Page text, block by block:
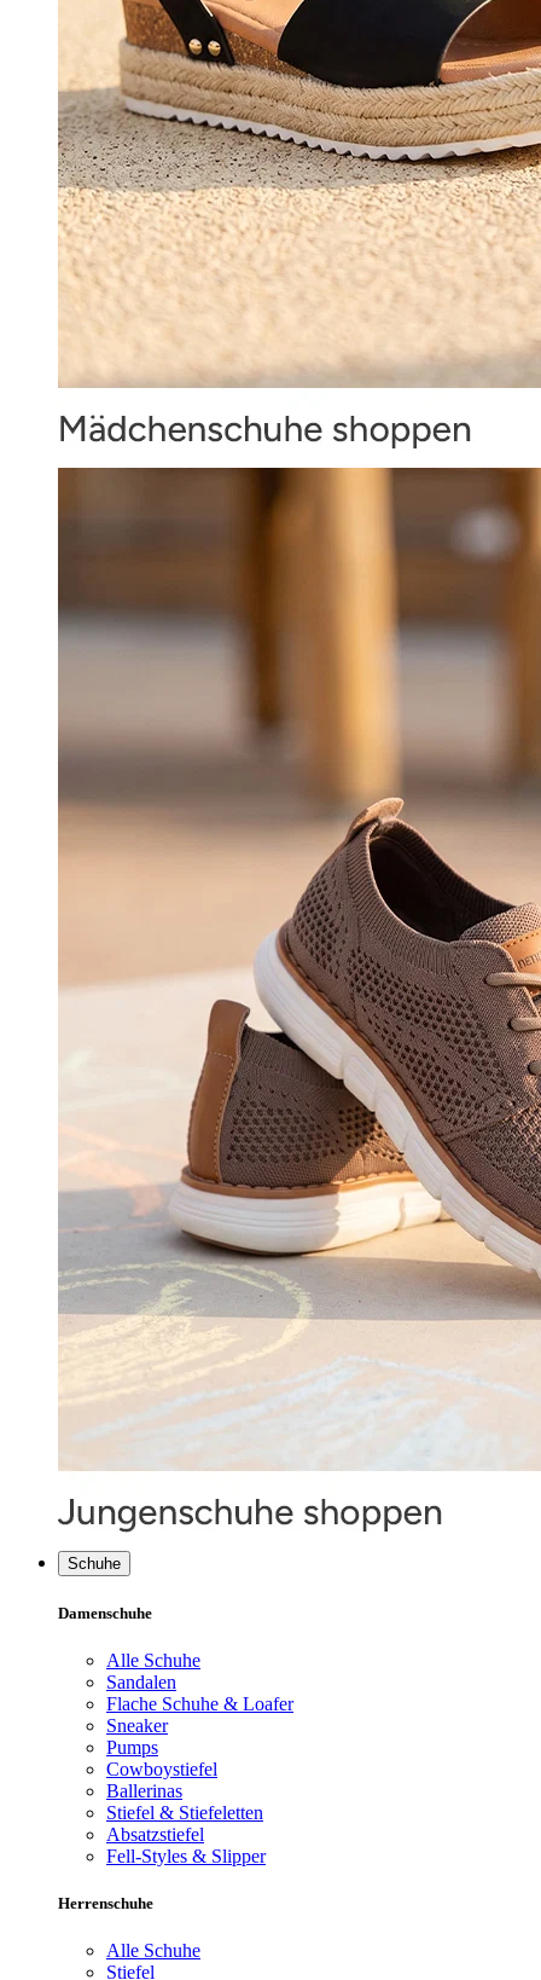
Schuhe
Damenschuhe
Alle Schuhe
Sandalen
Flache Schuhe & Loafer
Sneaker
Pumps
Cowboystiefel
Ballerinas
Stiefel & Stiefeletten
Absatzstiefel
Fell-Styles & Slipper
Herrenschuhe
Alle Schuhe
Stiefel